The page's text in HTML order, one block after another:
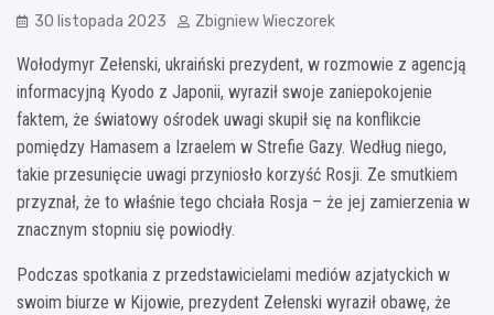
30 listopada 2023 Zbigniew Wieczorek
Wołodymyr Zełenski, ukraiński prezydent, w rozmowie z agencją
informacyjną Kyodo z Japonii, wyraził swoje zaniepokojenie
faktem, że światowy ośrodek uwagi skupił się na konflikcie
pomiędzy Hamasem a Izraelem w Strefie Gazy. Według niego,
takie przesunięcie uwagi przyniosło korzyść Rosji. Ze smutkiem
przyznał, że to właśnie tego chciała Rosja – że jej zamierzenia w
znacznym stopniu się powiodły.
Podczas spotkania z przedstawicielami mediów azjatyckich w
swoim biurze w Kijowie, prezydent Zełenski wyraził obawę, że